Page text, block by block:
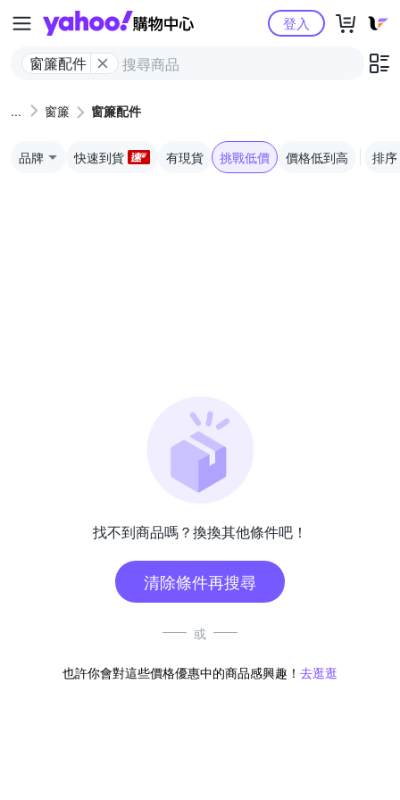
Yahoo購物中心
窗簾配件
登入
窗簾 窗簾配件
品牌 快速到貨 有現貨 挑戰低價 價格低到高 排序
找不到商品嗎？換換其他條件吧！
清除條件再搜尋
或
也許你會對這些價格優惠中的商品感興趣！ 去逛逛